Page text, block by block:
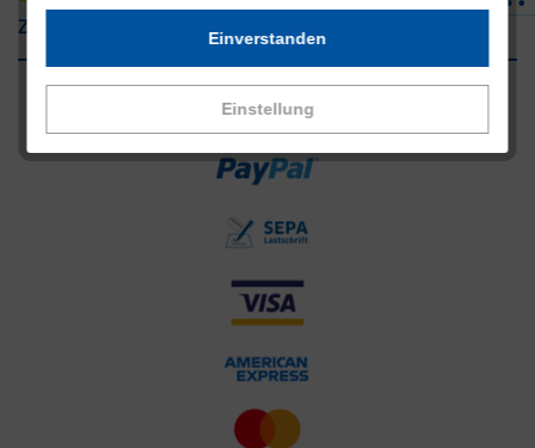
Einstellung
Einverstanden
Zahlungsarten